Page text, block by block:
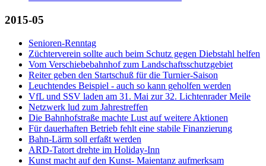
2015-05
Senioren-Renntag
Züchterverein sollte auch beim Schutz gegen Diebstahl helfen
Vom Verschiebebahnhof zum Landschaftsschutzgebiet
Reiter geben den Startschuß für die Turnier-Saison
Leuchtendes Beispiel - auch so kann geholfen werden
VfL und SSV laden am 31. Mai zur 32. Lichtenrader Meile
Netzwerk lud zum Jahrestreffen
Die Bahnhofstraße machte Lust auf weitere Aktionen
Für dauerhaften Betrieb fehlt eine stabile Finanzierung
Bahn-Lärm soll erfaßt werden
ARD-Tatort drehte im Holiday-Inn
Kunst macht auf den Kunst- Maientanz aufmerksam